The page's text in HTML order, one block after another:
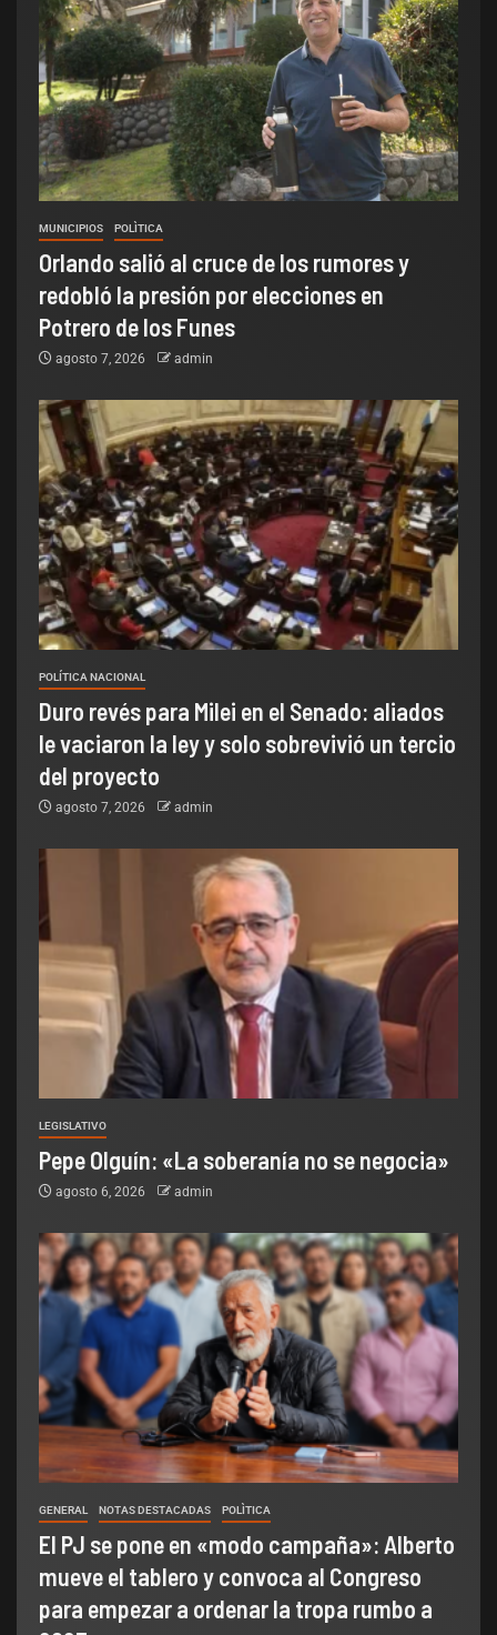
MUNICIPIOS POLÌTICA
Orlando salió al cruce de los rumores y
redobló la presión por elecciones en
Potrero de los Funes
agosto 7, 2026 admin
POLÍTICA NACIONAL
Duro revés para Milei en el Senado: aliados
le vaciaron la ley y solo sobrevivió un tercio
del proyecto
agosto 7, 2026 admin
LEGISLATIVO
Pepe Olguín: «La soberanía no se negocia»
agosto 6, 2026 admin
GENERAL NOTAS DESTACADAS POLÌTICA
El PJ se pone en «modo campaña»: Alberto
mueve el tablero y convoca al Congreso
para empezar a ordenar la tropa rumbo a